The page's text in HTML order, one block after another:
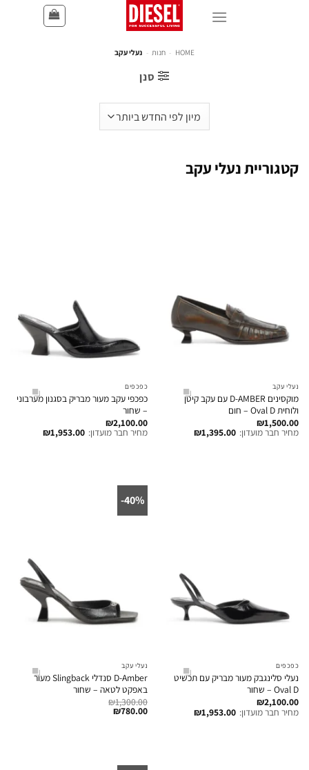
HOME
- חנות - נעלי עקב
סנן
קטגוריית נעלי עקב
נעלי עקב
מוקסינים D-AMBER עם עקב קיטן
ולוחית Oval D – חום
₪1,500.00
מחיר חבר מועדון: ₪1,395.00
כפכפים
כפכפי עקב מעור מבריק בסגנון מערבוני
– שחור
₪2,100.00
מחיר חבר מועדון: ₪1,953.00
כפכפים
נעלי סלינגבק מעור מבריק עם תכשיט
Oval D – שחור
₪2,100.00
מחיר חבר מועדון: ₪1,953.00
40%-
נעלי עקב
D-Amber סנדלי Slingback מעור
באפקט לטאה – שחור
₪1,300.00
₪780.00